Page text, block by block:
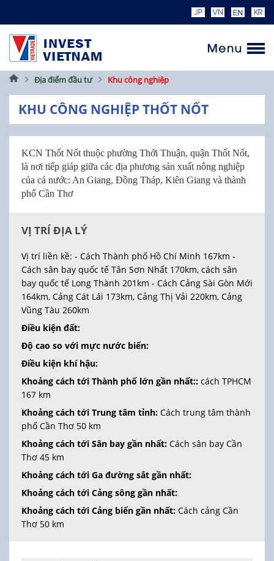
Trang
chủ
Địa điểm đầu tư Khu công nghiệp
KHU CÔNG NGHIỆP THỐT NỐT
KCN Thốt Nốt thuộc phường Thới Thuận, quận Thốt Nốt,
là nơi tiếp giáp giữa các địa phương sản xuất nông nghiệp
của cả nước: An Giang, Đồng Tháp, Kiên Giang và thành
phố Cần Thơ
VỊ TRÍ ĐỊA LÝ
Vị trí liền kề: - Cách Thành phố Hồ Chí Minh 167km -
Cách sân bay quốc tế Tân Sơn Nhất 170km, cách sân
bay quốc tế Long Thành 201km - Cách Cảng Sài Gòn Mới
164km, Cảng Cát Lái 173km, Cảng Thị Vải 220km, Cảng
Vũng Tàu 260km
Điều kiện đất:
Độ cao so với mực nước biển:
Điều kiện khí hậu:
Khoảng cách tới Thành phố lớn gần nhất:: cách TPHCM
167 km
Khoảng cách tới Trung tâm tỉnh: Cách trung tâm thành
phố Cần Thơ 50 km
Khoảng cách tới Sân bay gần nhất: Cách sân bay Cần
Thơ 45 km
Khoảng cách tới Ga đường sắt gần nhất:
Khoảng cách tới Cảng sông gần nhất:
Khoảng cách tới Cảng biển gần nhất: Cách cảng Cần
Thơ 50 km